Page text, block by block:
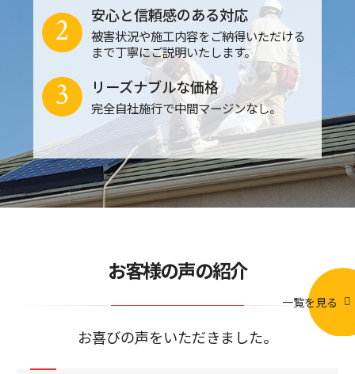
安心と信頼感のある対応
被害状況や施工内容をご納得いただける
まで丁寧にご説明いたします。
2
リーズナブルな価格
完全自社施行で中間マージンなし。
3
お客様の声の紹介
お喜びの声をいただきました。
一覧を見る